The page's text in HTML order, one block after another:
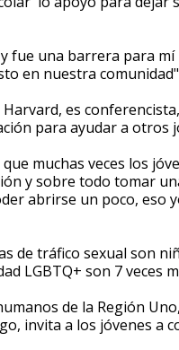
fue una barrera para
en nuestra
es
para ayudar a otros
muchas veces los
y sobre todo tomar
abrirse un poco, eso
de tráfico sexual son
LGBTQ+ son 7 veces
de la Región
invita a los jóvenes a